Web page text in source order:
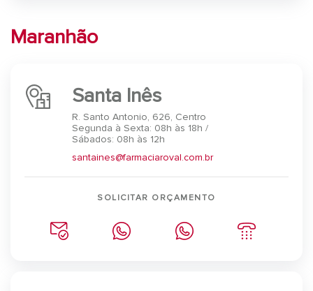
Maranhão
Santa Inês
R. Santo Antonio, 626, Centro
Segunda à Sexta: 08h às 18h /
Sábados: 08h às 12h
santaines@farmaciaroval.com.br
SOLICITAR ORÇAMENTO